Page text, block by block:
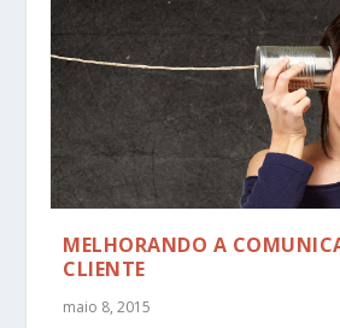
MELHORANDO A
CLIENTE
maio 8, 2015